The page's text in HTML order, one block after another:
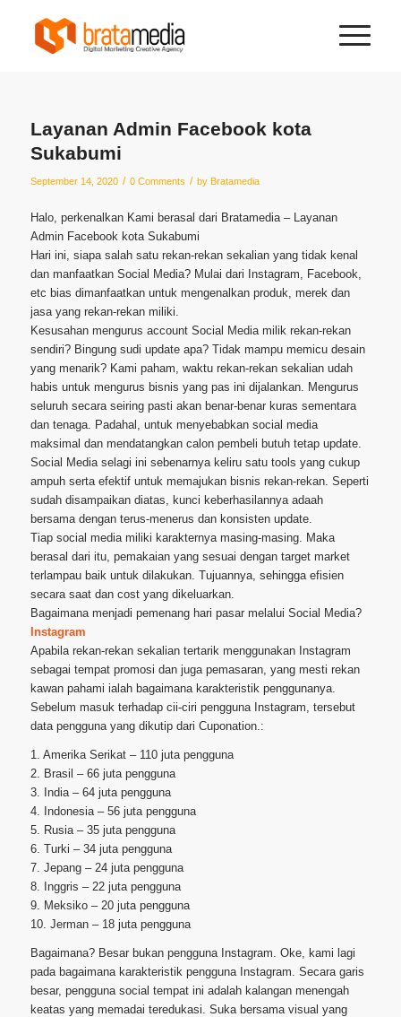
Layanan Admin Facebook kota
Sukabumi
September 14, 2020 / 0 Comments / by Bratamedia
Halo, perkenalkan Kami berasal dari Bratamedia – Layanan
Admin Facebook kota Sukabumi
Hari ini, siapa salah satu rekan-rekan sekalian yang tidak kenal
dan manfaatkan Social Media? Mulai dari Instagram, Facebook,
etc bias dimanfaatkan untuk mengenalkan produk, merek dan
jasa yang rekan-rekan miliki.
Kesusahan mengurus account Social Media milik rekan-rekan
sendiri? Bingung sudi update apa? Tidak mampu memicu desain
yang menarik? Kami paham, waktu rekan-rekan sekalian udah
habis untuk mengurus bisnis yang pas ini dijalankan. Mengurus
seluruh secara seiring pasti akan benar-benar kuras sementara
dan tenaga. Padahal, untuk menyebabkan social media
maksimal dan mendatangkan calon pembeli butuh tetap update.
Social Media selagi ini sebenarnya keliru satu tools yang cukup
ampuh serta efektif untuk memajukan bisnis rekan-rekan. Seperti
sudah disampaikan diatas, kunci keberhasilannya adaah
bersama dengan terus-menerus dan konsisten update.
Tiap social media miliki karakternya masing-masing. Maka
berasal dari itu, pemakaian yang sesuai dengan target market
terlampau baik untuk dilakukan. Tujuannya, sehingga efisien
secara saat dan cost yang dikeluarkan.
Bagaimana menjadi pemenang hari pasar melalui Social Media?
Instagram
Apabila rekan-rekan sekalian tertarik menggunakan Instagram
sebagai tempat promosi dan juga pemasaran, yang mesti rekan
kawan pahami ialah bagaimana karakteristik penggunanya.
Sebelum masuk terhadap cii-ciri pengguna Instagram, tersebut
data pengguna yang dikutip dari Cuponation.:
1. Amerika Serikat – 110 juta pengguna
2. Brasil – 66 juta pengguna
3. India – 64 juta pengguna
4. Indonesia – 56 juta pengguna
5. Rusia – 35 juta pengguna
6. Turki – 34 juta pengguna
7. Jepang – 24 juta pengguna
8. Inggris – 22 juta pengguna
9. Meksiko – 20 juta pengguna
10. Jerman – 18 juta pengguna
Bagaimana? Besar bukan pengguna Instagram. Oke, kami lagi
pada bagaimana karakteristik pengguna Instagram. Secara garis
besar, pengguna social tempat ini adalah kalangan menengah
keatas yang memadai teredukasi. Suka bersama visual yang